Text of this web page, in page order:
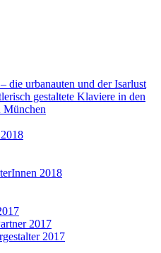
die urbanauten und der Isarlust
gestaltete Klaviere in den
München
2018
2017
2017